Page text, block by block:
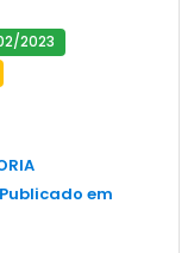
2023
em